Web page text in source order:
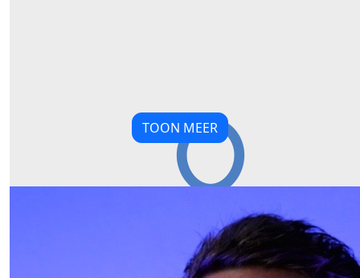
€10,00
Ldr
Succes, meis!
€21,19
Laura
TOON MEER
Our Team Members